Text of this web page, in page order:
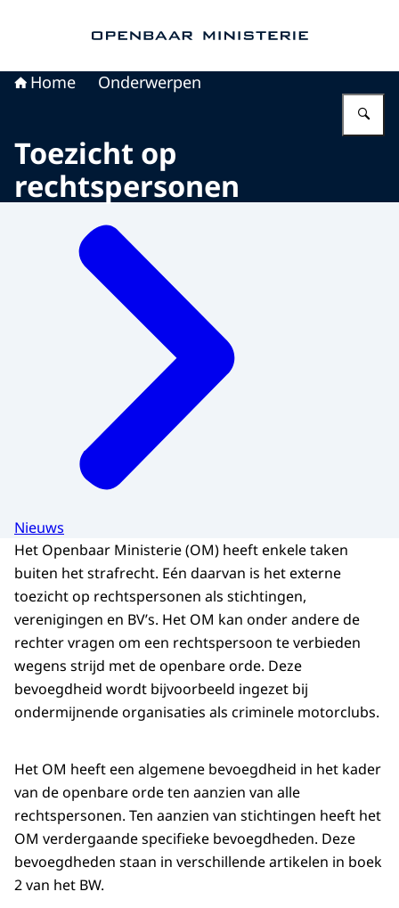
Home Onderwerpen
Toezicht op
rechtspersonen
Nieuws
Het Openbaar Ministerie (OM) heeft enkele taken
buiten het strafrecht. Eén daarvan is het externe
toezicht op rechtspersonen als stichtingen,
verenigingen en BV’s. Het OM kan onder andere de
rechter vragen om een rechtspersoon te verbieden
wegens strijd met de openbare orde. Deze
bevoegdheid wordt bijvoorbeeld ingezet bij
ondermijnende organisaties als criminele motorclubs.
Het OM heeft een algemene bevoegdheid in het kader
van de openbare orde ten aanzien van alle
rechtspersonen. Ten aanzien van stichtingen heeft het
OM verdergaande specifieke bevoegdheden. Deze
bevoegdheden staan in verschillende artikelen in boek
2 van het BW.